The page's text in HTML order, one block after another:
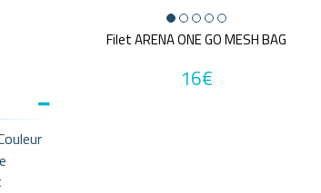
Filet ARENA ONE GO MESH BAG
16€